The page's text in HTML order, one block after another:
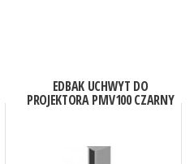
EDBAK UCHWYT DO
PROJEKTORA PMV100 CZARNY